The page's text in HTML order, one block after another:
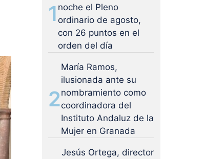
1 noche el Pleno
ordinario de agosto,
con 26 puntos en el
orden del día
2
María Ramos,
ilusionada ante su
nombramiento como
coordinadora del
Instituto Andaluz de la
Mujer en Granada
Jesús Ortega, director